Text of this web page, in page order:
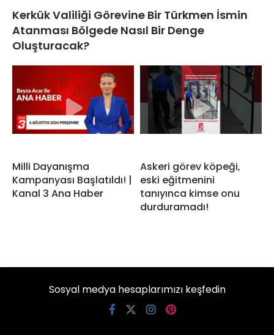
Kerkük Valiliği Görevine Bir Türkmen İsmin
Atanması Bölgede Nasıl Bir Denge
Oluşturacak?
Milli Dayanışma
Kampanyası Başlatıldı! |
Kanal 3 Ana Haber
Askeri görev köpeği,
eski eğitmenini
tanıyınca kimse onu
durduramadı!
Sosyal medya hesaplarımızı keşfedin